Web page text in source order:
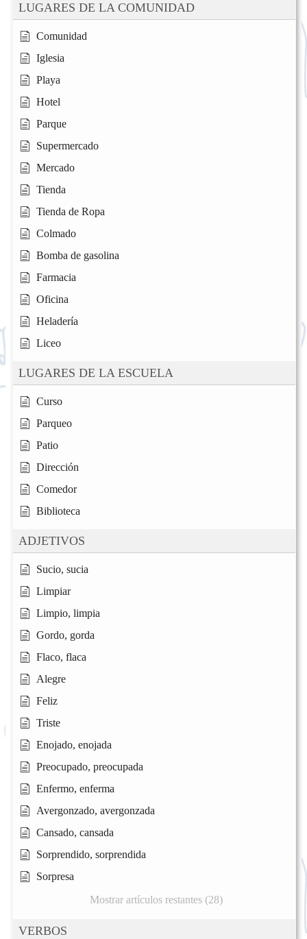
LUGARES DE LA COMUNIDAD
Comunidad
Iglesia
Playa
Hotel
Parque
Supermercado
Mercado
Tienda
Tienda de Ropa
Colmado
Bomba de gasolina
Farmacia
Oficina
Heladería
Liceo
LUGARES DE LA ESCUELA
Curso
Parqueo
Patio
Dirección
Comedor
Biblioteca
ADJETIVOS
Sucio, sucia
Limpiar
Limpio, limpia
Gordo, gorda
Flaco, flaca
Alegre
Feliz
Triste
Enojado, enojada
Preocupado, preocupada
Enfermo, enferma
Avergonzado, avergonzada
Cansado, cansada
Sorprendido, sorprendida
Sorpresa
Mostrar artículos restantes (28)
VERBOS